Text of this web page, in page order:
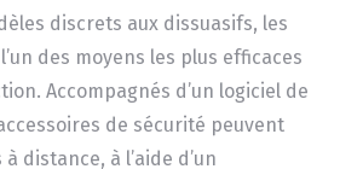
discrets aux dissuasifs, les
des moyens les plus efficaces
Accompagnés d’un logiciel de
de sécurité peuvent
distance, à l’aide d’un